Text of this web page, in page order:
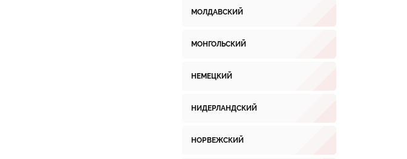
МОЛДАВСКИЙ
МОНГОЛЬСКИЙ
НЕМЕЦКИЙ
НИДЕРЛАНДСКИЙ
НОРВЕЖСКИЙ